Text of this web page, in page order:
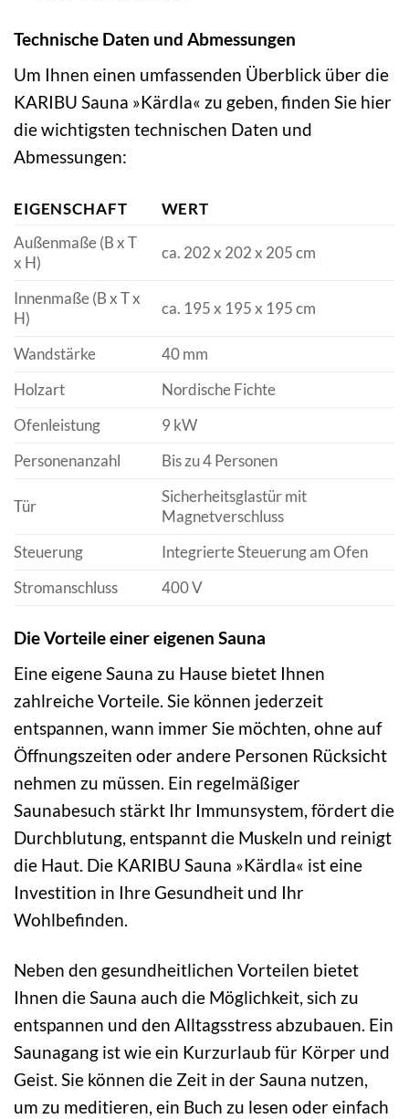
Technische Daten und Abmessungen
Um Ihnen einen umfassenden Überblick über die
KARIBU Sauna »Kärdla« zu geben, finden Sie hier
die wichtigsten technischen Daten und
Abmessungen:
EIGENSCHAFT
WERT
Außenmaße (B x T
x H)
ca. 202 x 202 x 205 cm
Innenmaße (B x T x
H)
ca. 195 x 195 x 195 cm
Wandstärke
40 mm
Holzart
Nordische Fichte
Ofenleistung
9 kW
Personenanzahl
Bis zu 4 Personen
Tür
Sicherheitsglastür mit
Magnetverschluss
Steuerung
Integrierte Steuerung am Ofen
Stromanschluss
400 V
Die Vorteile einer eigenen Sauna
Eine eigene Sauna zu Hause bietet Ihnen
zahlreiche Vorteile. Sie können jederzeit
entspannen, wann immer Sie möchten, ohne auf
Öffnungszeiten oder andere Personen Rücksicht
nehmen zu müssen. Ein regelmäßiger
Saunabesuch stärkt Ihr Immunsystem, fördert die
Durchblutung, entspannt die Muskeln und reinigt
die Haut. Die KARIBU Sauna »Kärdla« ist eine
Investition in Ihre Gesundheit und Ihr
Wohlbefinden.
Neben den gesundheitlichen Vorteilen bietet
Ihnen die Sauna auch die Möglichkeit, sich zu
entspannen und den Alltagsstress abzubauen. Ein
Saunagang ist wie ein Kurzurlaub für Körper und
Geist. Sie können die Zeit in der Sauna nutzen,
um zu meditieren, ein Buch zu lesen oder einfach